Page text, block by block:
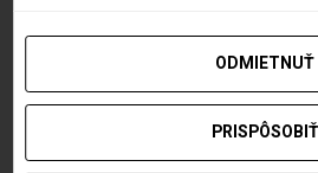
autorRoland Regely 24.
ODMIETNUŤ
PRISPÔSOBIŤ